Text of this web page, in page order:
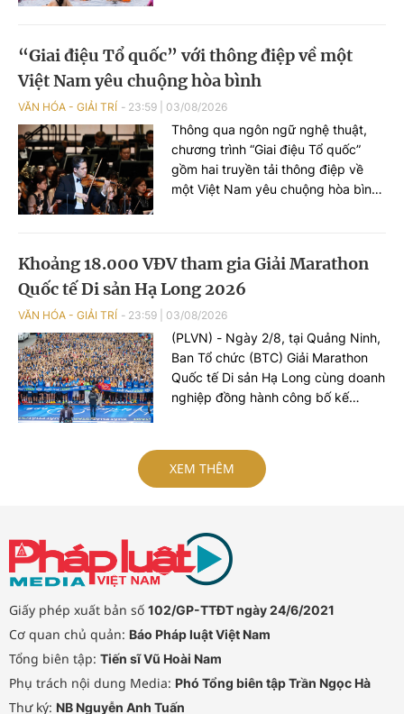
vậy, những giải đấu thể thao hứa
hẹn sẽ thu hút lượng lớn du khách.
“Giai điệu Tổ quốc” với thông điệp về một
Việt Nam yêu chuộng hòa bình
VĂN HÓA - GIẢI TRÍ 23:59 03/08/2026
Thông qua ngôn ngữ nghệ thuật,
chương trình “Giai điệu Tổ quốc”
gồm hai truyền tải thông điệp về
một Việt Nam yêu chuộng hòa bình,
Khoảng 18.000 VĐV tham gia Giải Marathon
Quốc tế Di sản Hạ Long 2026
VĂN HÓA - GIẢI TRÍ 23:59 03/08/2026
(PLVN) - Ngày 2/8, tại Quảng Ninh,
Ban Tổ chức (BTC) Giải Marathon
Quốc tế Di sản Hạ Long cùng doanh
nghiệp đồng hành công bố kế
XEM THÊM
Giấy phép xuất bản số 102/GP-TTĐT ngày 24/6/2021
Cơ quan chủ quản: Báo Pháp luật Việt Nam
Tổng biên tập: Tiến sĩ Vũ Hoài Nam
Phụ trách nội dung Media: Phó Tổng biên tập Trần Ngọc Hà
Thư ký: NB Nguyễn Anh Tuấn